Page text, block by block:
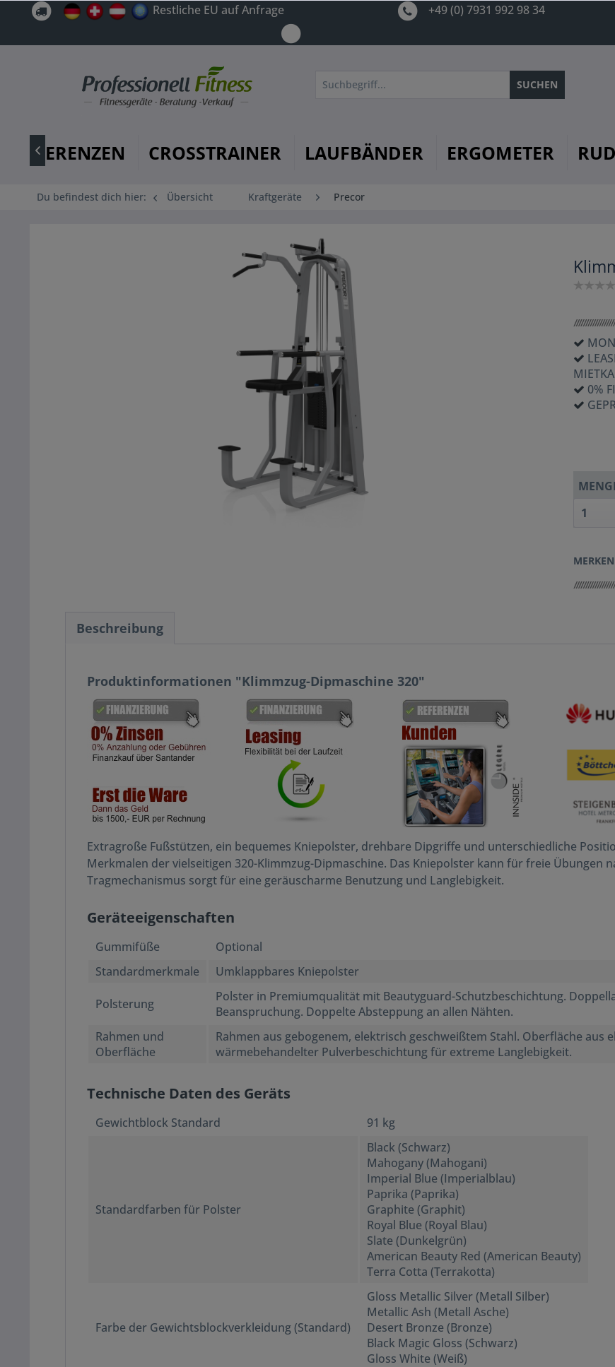
Restliche EU auf Anfrage +49 (0) 7931 992 98 34
SUCHEN
REFERENZEN CROSSTRAINER LAUFBÄNDER ERGOMETER

Du befindest dich hier: Übersicht Kraftgeräte Precor
0%
MERKEN
Beschreibung
Produktinformationen "Klimmzug-Dipmaschine 320"
Extragroße Fußstützen, ein bequemes Kniepolster, drehbare Dipgriffe und unterschiedliche
Merkmalen der vielseitigen 320-Klimmzug-Dipmaschine. Das Kniepolster kann für freie Übungen
Tragmechanismus sorgt für eine geräuscharme Benutzung und Langlebigkeit.
Geräteeigenschaften
Gummifüße
Optional
Standardmerkmale
Umklappbares Kniepolster
Polsterung
Polster in Premiumqualität mit Beautyguard-Schutzbeschichtung.
Beanspruchung. Doppelte Absteppung an allen Nähten.
Rahmen und
Oberfläche
Rahmen aus gebogenem, elektrisch geschweißtem Stahl. Oberfläche aus
wärmebehandelter Pulverbeschichtung für extreme Langlebigkeit.
Technische Daten des Geräts
Gewichtblock Standard 91 kg
Standardfarben für Polster
Black (Schwarz)
Mahogany (Mahogani)
Imperial Blue (Imperialblau)
Paprika (Paprika)
Graphite (Graphit)
Royal Blue (Royal Blau)
Slate (Dunkelgrün)
American Beauty Red (American Beauty)
Terra Cotta (Terrakotta)
Farbe der Gewichtsblockverkleidung (Standard)
Gloss Metallic Silver (Metall Silber)
Metallic Ash (Metall Asche)
Desert Bronze (Bronze)
Black Magic Gloss (Schwarz)
Gloss White (Weiß)